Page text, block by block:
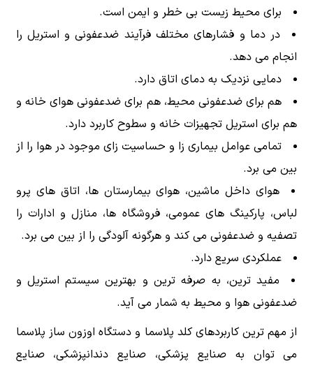
برای محیط زیست بی خطر و ایمن است.
در دما و فشارهای مختلف فرآیند ضدعفونی و استریل را
انجام می دهد.
دمایی نزدیک به دمای اتاق دارد.
هم برای ضدعفونی محیط، هم برای ضدعفونی هوای خانه و
هم برای استریل تجهیزات خانه و سطوح کاربرد دارد.
تمامی عوامل بیماری زا و حساسیت زای موجود در هوا را از
بین می برد.
هوای داخل ماشین، هوای بیمارستان ها، اتاق های پرو
لباس، پارکینگ های عمومی، فروشگاه ها، منازل و ادارات را
تصفیه و ضدعفونی می کند و هرگونه آلودگی را از بین می برد.
عملکردی سریع دارد.
مفید ترین، به صرفه ترین و بهترین سیستم استریل و
ضدعفونی هوا و محیط به شمار می آید.
از مهم ترین کاربردهای کلد پلاسما و دستگاه اوزون ساز پلاسما
می توان به صنایع پزشکی، صنایع دندانپزشکی، صنایع